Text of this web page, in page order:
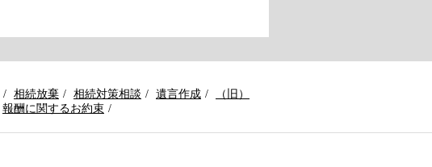
相続放棄 相続対策相談 遺言作成
（旧）
報酬に関するお約束